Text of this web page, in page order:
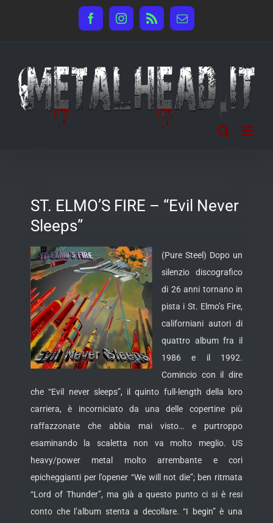
FacebookInstagram
Rss Email
ST. ELMO’S FIRE – “Evil Never
Sleeps”
(Pure Steel) Dopo un
silenzio discografico
di 26 anni tornano in
pista i St. Elmo’s Fire,
californiani autori di
quattro album fra il
1986 e il 1992.
Comincio con il dire
che “Evil never sleeps”, il quinto full-length della loro
carriera,è incorniciato da una delle copertine più
raffazzonate che abbia mai visto… e purtroppo
esaminando la scaletta non va molto meglio. US
heavy/power metal molto arrembante e cori
epicheggianti per l’opener “We will not die”; ben ritmata
“Lord of Thunder”, ma già a questo punto ci si è resi
conto che l’album stenta a decollare. “I begin” è una